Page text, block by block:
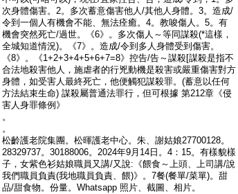
次身體傷害。2。多次蓄意傷害他人/其他人身體。3。造成/
令到一個人有機會不能、無法痊癒。4。教唆傷人。5。有
機會突然死亡/過世。《6》。多次傷人～等同謀殺(*這樣，
全城知道情況)。《7》。造成/令到多人身體受到傷害。
《8》。《1+2+3+4+5+6+7=8》控告/告～謀殺[謀殺是指不
合法地殺害他人，施虐者的行兇動機是殺害或嚴重傷害對方
身體，如受害人最終死亡，他便觸犯謀殺罪。(蓄意以任何
方法結束生命) 謀殺屬普通法罪行，但可根據 第212章《侵
害人身罪條例》
。
。
松齡護老院集團。松暉護老中心。朱、謝姑娘27700128。
28329737。30188006。2024年9月14日。4：15。有樣貌樣
子，女紫色衫姑娘職員又講/又說:《餵食～上頭、上司講/說
我們職員負責(我地職員負責、餵)》。7餐(餐單/菜單)。甜
品/甜食物。份量。Whatsapp 照片、截圖、相片。